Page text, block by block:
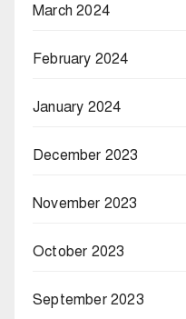
March 2024
February 2024
January 2024
December 2023
November 2023
October 2023
September 2023